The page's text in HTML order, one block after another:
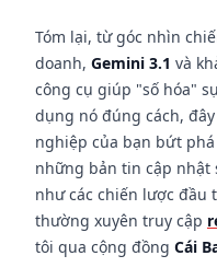
Tóm lại, từ góc nhìn
doanh, Gemini 3.1 và
công cụ giúp "số hóa"
dụng nó đúng cách,
nghiệp của bạn bứt
những bản tin cập
như các chiến lược đầu
thường xuyên truy cập
tôi qua cộng đồng Cái